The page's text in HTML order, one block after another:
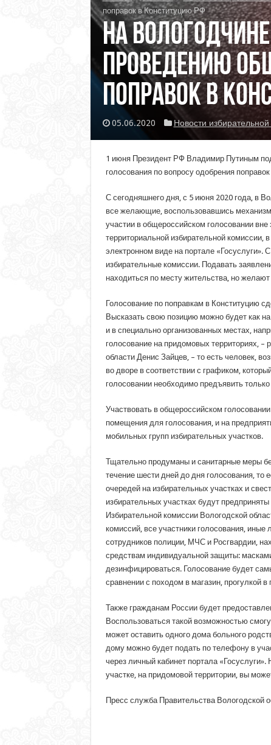
поправок в Конституцию РФ
На
проведению
поправок в
05.06.2020 Новости
1 июня Президент РФ Владимир Путиным
голосования по вопросу одобрения
С сегодняшнего дня, с 5 июня 2020 года, в
все желающие, воспользовавшись
участии в общероссийском голосовании
территориальной избирательной
электронном виде на портале «Госуслуги».
избирательные комиссии. Подавать
находиться по месту жительства, но
Голосование по поправкам в Конституцию
Высказать свою позицию можно будет как
и в специально организованных местах,
голосование на придомовых территориях,
области Денис Зайцев, – то есть человек,
во дворе в соответствии с графиком,
голосовании необходимо предъявить только
Участвовать в общероссийском
помещения для голосования, и на
мобильных групп избирательных участков.
Тщательно продуманы и санитарные меры
течение шести дней до дня голосования, то
очередей на избирательных участках и
избирательных участках будут
Избирательной комиссии Вологодской
комиссий, все участники голосования,
сотрудников полиции, МЧС и Росгвардии,
средствам индивидуальной защиты:
дезинфицироваться. Голосование будет
сравнении с походом в магазин, прогулкой
Также гражданам России будет
Воспользоваться такой возможностью
может оставить одного дома больного
дому можно будет подать по телефону в
через личный кабинет портала
участке, на придомовой территории, вы
Пресс служба Правительства Вологодской